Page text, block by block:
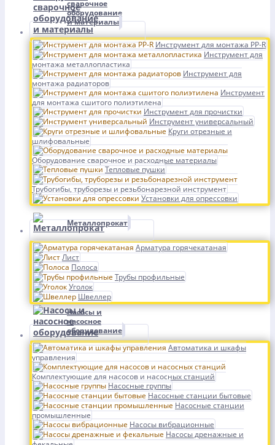
сварочное
оборудование
и материалы
Инструмент для монтажа PP-R
Инструмент для
монтажа металлопластика
Инструмент для
монтажа радиаторов
Инструмент
для монтажа сшитого полиэтилена
Инструмент для прочистки
Инструмент универсальный
Круги отрезные и
шлифовальные
Оборудование сварочное и расходные материалы
Тепловые пушки
Трубогибы, труборезы и резьбонарезной инструмент
Установки для опрессовки
Металлопрокат
Арматура горячекатаная
Лист
Полоса
Трубы профильные
Уголок
Швеллер
Насосы и
насосное
оборудование
Автоматика и шкафы
управления
Комплектующие для насосов и насосных станций
Насосные группы
Насосные станции бытовые
Насосные станции
промышленные
Насосы вибрационные
Насосы дренажные и